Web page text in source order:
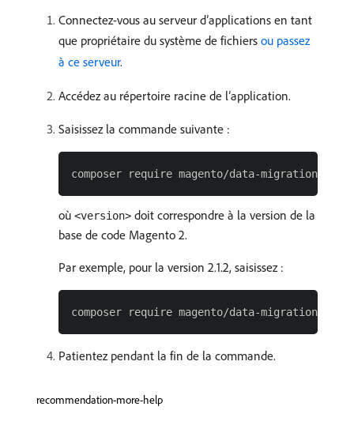
Connectez-vous au serveur d’applications en tant
que propriétaire du système de fichiers ou passez
à ce serveur.
Accédez au répertoire racine de l’application.
Saisissez la commande suivante :
où <version> doit correspondre à la version de la
base de code Magento 2.
Par exemple, pour la version 2.1.2, saisissez :
Patientez pendant la fin de la commande.
recommendation-more-help